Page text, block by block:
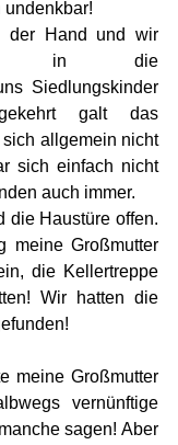
Hand und wir
in die
Siedlungskinder
galt das
allgemein nicht
sich einfach nicht
auch immer.
die Haustüre offen.
meine Großmutter
die Kellertreppe
Wir hatten die
meine Großmutter
vernünftige
sagen! Aber